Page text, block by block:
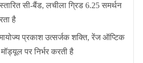
सी-बैंड, लचीला ग्रिड 6.25 समर्थन
है
प्रकाश उत्सर्जक शक्ति, रेंज ऑप्टिक
पर निर्भर करती है